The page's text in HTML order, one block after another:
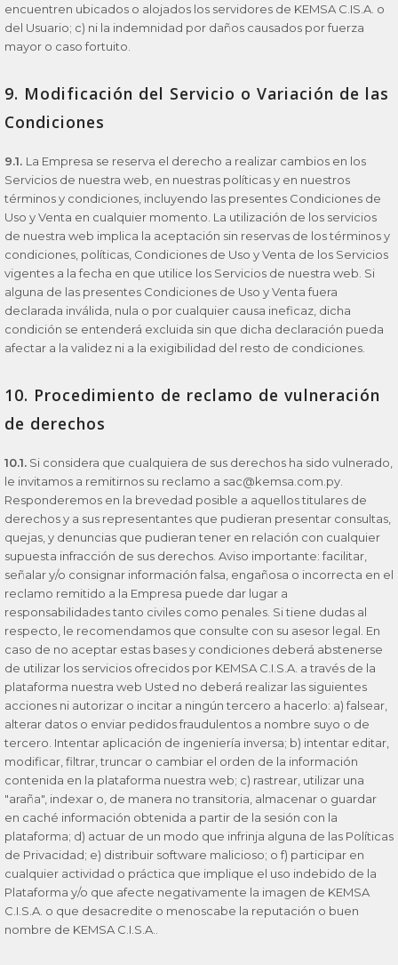
encuentren ubicados o alojados los servidores de KEMSA C.IS.A. o
del Usuario; c) ni la indemnidad por daños causados por fuerza
mayor o caso fortuito.
9. Modificación del Servicio o Variación de las
Condiciones
9.1. La Empresa se reserva el derecho a realizar cambios en los
Servicios de nuestra web, en nuestras políticas y en nuestros
términos y condiciones, incluyendo las presentes Condiciones de
Uso y Venta en cualquier momento. La utilización de los servicios
de nuestra web implica la aceptación sin reservas de los términos y
condiciones, políticas, Condiciones de Uso y Venta de los Servicios
vigentes a la fecha en que utilice los Servicios de nuestra web. Si
alguna de las presentes Condiciones de Uso y Venta fuera
declarada inválida, nula o por cualquier causa ineficaz, dicha
condición se entenderá excluida sin que dicha declaración pueda
afectar a la validez ni a la exigibilidad del resto de condiciones.
10. Procedimiento de reclamo de vulneración
de derechos
10.1. Si considera que cualquiera de sus derechos ha sido vulnerado,
le invitamos a remitirnos su reclamo a sac@kemsa.com.py.
Responderemos en la brevedad posible a aquellos titulares de
derechos y a sus representantes que pudieran presentar consultas,
quejas, y denuncias que pudieran tener en relación con cualquier
supuesta infracción de sus derechos. Aviso importante: facilitar,
señalar y/o consignar información falsa, engañosa o incorrecta en el
reclamo remitido a la Empresa puede dar lugar a
responsabilidades tanto civiles como penales. Si tiene dudas al
respecto, le recomendamos que consulte con su asesor legal. En
caso de no aceptar estas bases y condiciones deberá abstenerse
de utilizar los servicios ofrecidos por KEMSA C.I.S.A. a través de la
plataforma nuestra web Usted no deberá realizar las siguientes
acciones ni autorizar o incitar a ningún tercero a hacerlo: a) falsear,
alterar datos o enviar pedidos fraudulentos a nombre suyo o de
tercero. Intentar aplicación de ingeniería inversa; b) intentar editar,
modificar, filtrar, truncar o cambiar el orden de la información
contenida en la plataforma nuestra web; c) rastrear, utilizar una
"araña", indexar o, de manera no transitoria, almacenar o guardar
en caché información obtenida a partir de la sesión con la
plataforma; d) actuar de un modo que infrinja alguna de las Políticas
de Privacidad; e) distribuir software malicioso; o f) participar en
cualquier actividad o práctica que implique el uso indebido de la
Plataforma y/o que afecte negativamente la imagen de KEMSA
C.I.S.A. o que desacredite o menoscabe la reputación o buen
nombre de KEMSA C.I.S.A..